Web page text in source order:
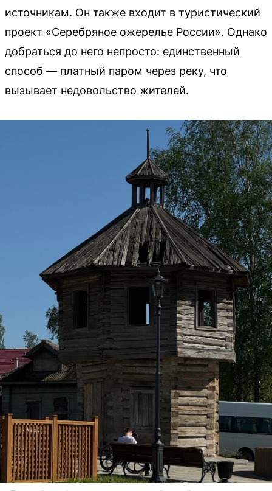
источникам. Он также входит в туристический
проект «Серебряное ожерелье России». Однако
добраться до него непросто: единственный
способ — платный паром через реку, что
вызывает недовольство жителей.